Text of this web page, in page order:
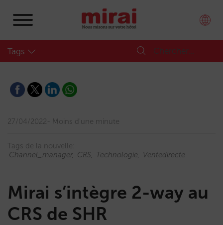
Tags
27/04/2022 Moins d'une minute
Tags de la nouvelle:
Channel_manager
CRS Technologie Ventedirecte
Mirai s’intègre 2-way au
CRS de SHR